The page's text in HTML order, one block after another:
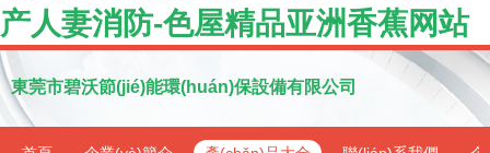
产人妻消防-色屋精品亚洲香蕉网站
東莞市碧沃節(jié)能環(huán)保設備有限公司